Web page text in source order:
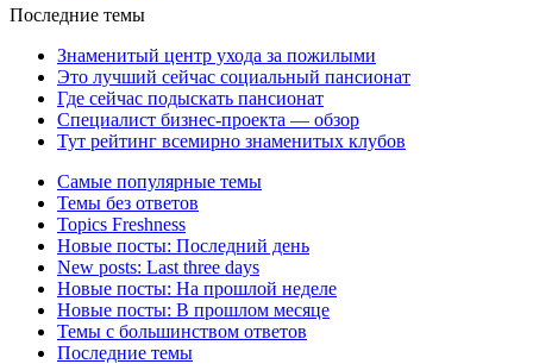
Последние темы
Знаменитый центр ухода за пожилыми
Это лучший сейчас социальный пансионат
Где сейчас подыскать пансионат
Специалист бизнес-проекта — обзор
Тут рейтинг всемирно знаменитых клубов
Самые популярные темы
Темы без ответов
Topics Freshness
Новые посты: Последний день
New posts: Last three days
Новые посты: На прошлой неделе
Новые посты: В прошлом месяце
Темы с большинством ответов
Последние темы